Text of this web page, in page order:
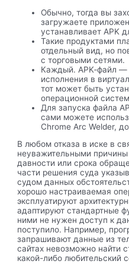
Обычно, тогда вы
загружаете
устанавливает APK
Такие продуктами
отдельный вид, но
с торговыми сетями.
Каждый. APK‑файл —
исполнения в
тот может быть
операционной
Для запуска файла
сами можете
Chrome Arc Welder,
В любом отказа в иске в
неуважительными причины
давности или срока
части решения суда
судом данных
хорошо настраиваемая
эксплуатируют
адаптируют стандартные
ними не нужен доступ к
поступило. Например,
запрашивают данные из
сайтах невозможно найти
какой-либо любительский